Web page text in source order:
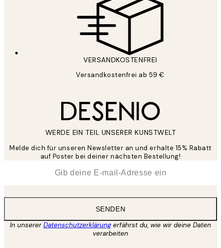
VERSANDKOSTENFREI
Versandkostenfrei ab 59 €
WERDE EIN TEIL UNSERER KUNSTWELT
Melde dich für unseren Newsletter an und erhalte 15% Rabatt
auf Poster bei deiner nächsten Bestellung!
SENDEN
In unsererDatenschutzerklärungerfährst du, wie wir deine Daten
verarbeiten